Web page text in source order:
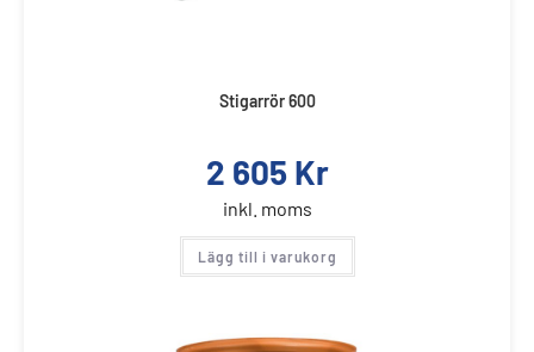
Stigarrör 600
2 605 Kr
inkl. moms
Lägg till i varukorg